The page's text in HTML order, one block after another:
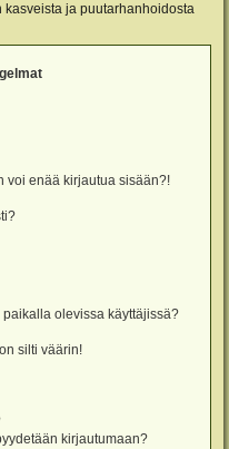
kasveista ja puutarhanhoidosta
voi enää kirjautua sisään?!
olevissa käyttäjissä?
silti väärin!
kirjautumaan?